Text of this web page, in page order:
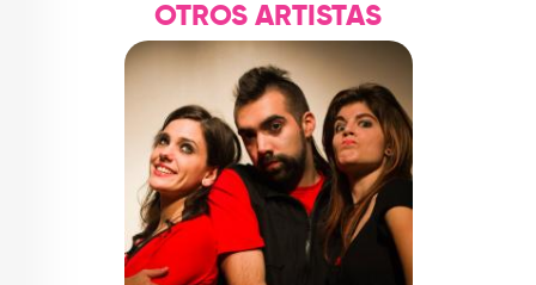
QUIÉNES SOMOS
OTROS ARTISTAS